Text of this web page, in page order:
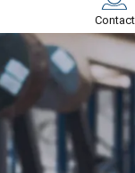
Contact